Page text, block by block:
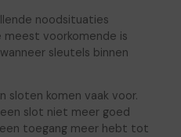
noodsituaties
meest voorkomende is
sleutels binnen
sloten komen vaak voor.
slot niet meer goed
toegang meer hebt tot